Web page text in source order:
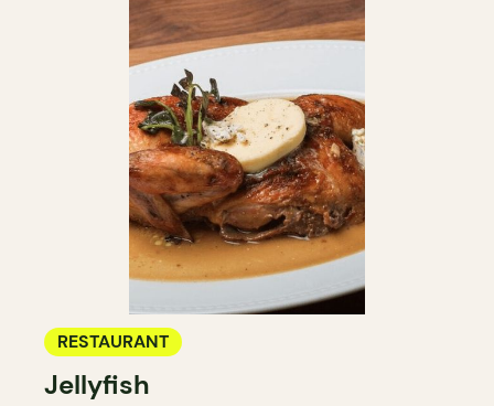
RESTAURANT
Jellyfish